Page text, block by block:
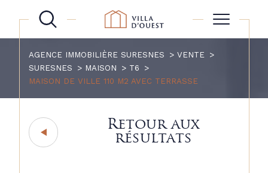
AGENCE IMMOBILIÈRE SURESNES
VENTE
SURESNES
MAISON
T6
MAISON DE VILLE 110 M2 AVEC TERRASSE
Retour aux
résultats